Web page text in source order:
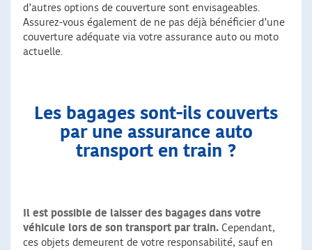
d’autres options de couverture sont envisageables.
Assurez-vous également de ne pas déjà bénéficier d’une
couverture adéquate via votre assurance auto ou moto
actuelle.
Les bagages sont-ils couverts
par une assurance auto
transport en train ?
Il est possible de laisser des bagages dans votre
véhicule lors de son transport par train. Cependant,
ces objets demeurent de votre responsabilité, sauf en